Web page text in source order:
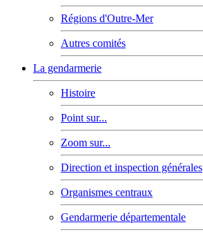
Régions d'Outre-Mer
Autres comités
La gendarmerie
Histoire
Point sur...
Zoom sur...
Direction et inspection générales
Organismes centraux
Gendarmerie départementale